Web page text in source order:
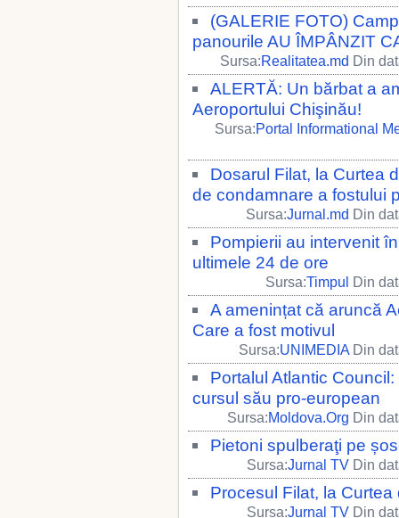
(GALERIE FOTO)
panourile AU ÎMPÂNZIT
Sursa:Realitatea.md Din
ALERTĂ: Un bărbat a
Aeroportului Chişinău!
Sursa:Portal Informational
Dosarul Filat, la Curtea
de condamnare a fostului
Sursa:Jurnal.md Din
Pompierii au intervenit
ultimele 24 de ore
Sursa:Timpul Din
A amenințat că aruncă
Care a fost motivul
Sursa:UNIMEDIA Din
Portalul Atlantic
cursul său pro-european
Sursa:Moldova.Org Din
Pietoni spulberaţi pe
Sursa:Jurnal TV Din
Procesul Filat, la Curtea
Sursa:Jurnal TV Din